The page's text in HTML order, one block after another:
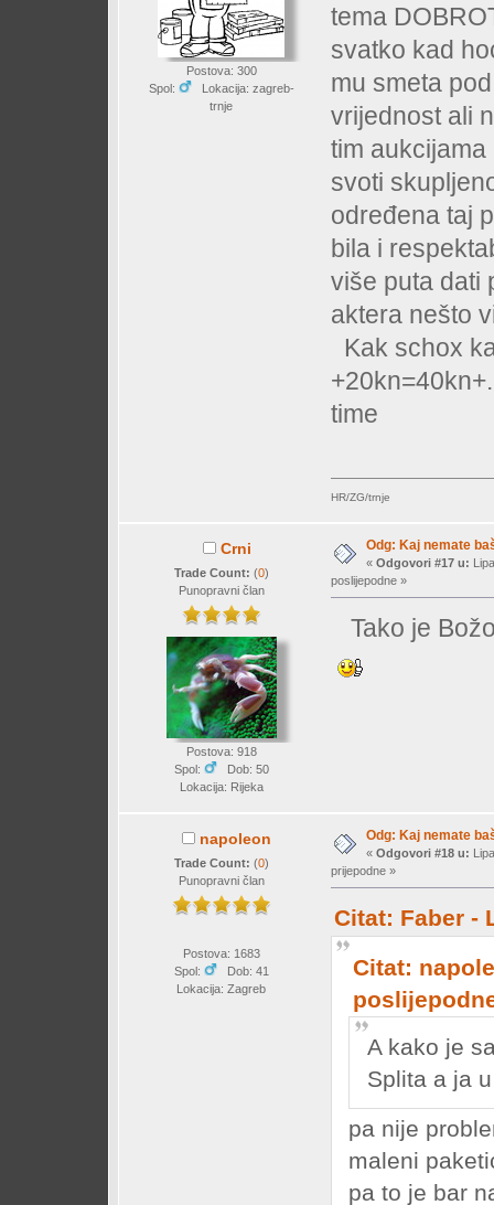
Postova: 300
Spol:
Lokacija: zagreb-
trnje
tema
svatko kad
mu smeta
vrijednost ali
tim
svoti
određena taj
bila i
više puta dati
aktera nešto
Kak schox
time
HR/ZG/trnje
Crni
Trade Count: (0)
Punopravni član
Postova: 918
Spol:
Dob: 50
Lokacija: Rijeka
Odg: Kaj nemate
« Odgovori #17 u:
poslijepodne »
Tako je
napoleon
Trade Count: (0)
Punopravni član
Postova: 1683
Spol:
Dob: 41
Lokacija: Zagreb
Odg: Kaj nemate
« Odgovori #18 u:
prijepodne »
Citat: Faber -
Citat:
A kako je
Splita a ja
pa nije
maleni
pa to je bar